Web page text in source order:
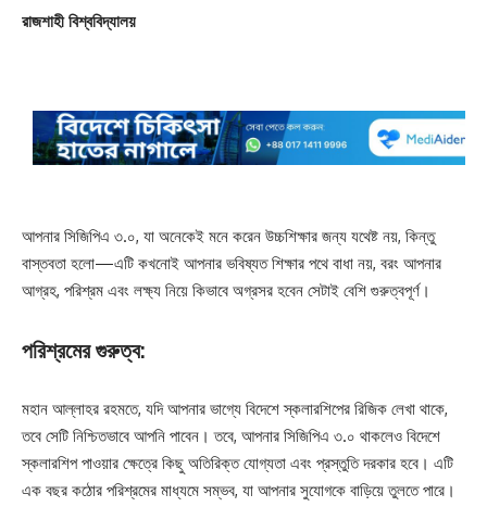
রাজশাহী বিশ্ববিদ্যালয়
আপনার সিজিপিএ ৩.০, যা অনেকেই মনে করেন উচ্চশিক্ষার জন্য যথেষ্ট নয়, কিন্তু
বাস্তবতা হলো—এটি কখনোই আপনার ভবিষ্যত শিক্ষার পথে বাধা নয়, বরং আপনার
আগ্রহ, পরিশ্রম এবং লক্ষ্য নিয়ে কিভাবে অগ্রসর হবেন সেটাই বেশি গুরুত্বপূর্ণ।
পরিশ্রমের গুরুত্ব:
মহান আল্লাহর রহমতে, যদি আপনার ভাগ্যে বিদেশে স্কলারশিপের রিজিক লেখা থাকে,
তবে সেটি নিশ্চিতভাবে আপনি পাবেন। তবে, আপনার সিজিপিএ ৩.০ থাকলেও বিদেশে
স্কলারশিপ পাওয়ার ক্ষেত্রে কিছু অতিরিক্ত যোগ্যতা এবং প্রস্তুতি দরকার হবে। এটি
এক বছর কঠোর পরিশ্রমের মাধ্যমে সম্ভব, যা আপনার সুযোগকে বাড়িয়ে তুলতে পারে।